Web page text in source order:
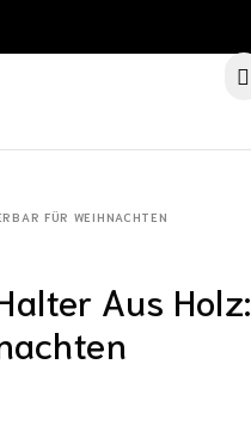
FÜR WEIHNACHTEN
Aus Holz: